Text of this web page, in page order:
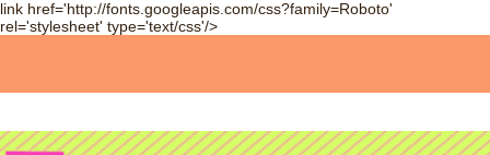
link href='http://fonts.googleapis.com/css?family=Roboto'
rel='stylesheet' type='text/css'/>